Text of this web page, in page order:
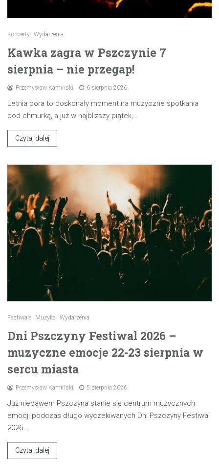
Koncerty Wydarzenia
Kawka zagra w Pszczynie 7
sierpnia – nie przegap!
Przemysław Kamiński 6 sierpnia 2026
Letnia pora to doskonały moment na muzyczne spotkania
pod chmurką, a już w najbliższy piątek,…
Czytaj dalej
Festiwale Muzyka Wydarzenia
Dni Pszczyny Festiwal 2026 –
muzyczne emocje 22-23 sierpnia w
sercu miasta
Przemysław Kamiński 5 sierpnia 2026
Już niebawem Pszczyna stanie się centrum muzycznych
emocji podczas długo wyczekiwanych Dni Pszczyny Festiwal
2026.…
Czytaj dalej